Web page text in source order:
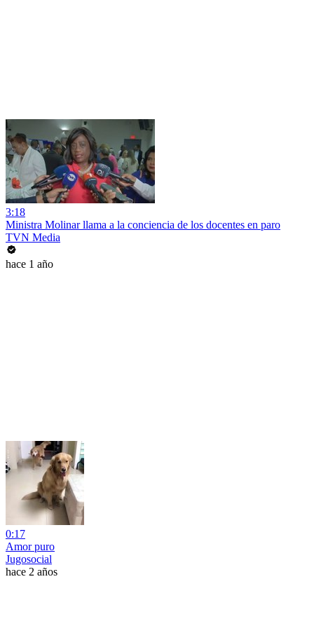
3:18
Ministra Molinar llama a la conciencia de los docentes en paro
TVN Media
hace 1 año
0:17
Amor puro
Jugosocial
hace 2 años